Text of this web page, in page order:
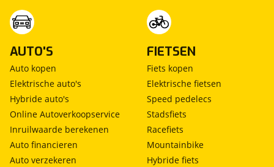
AUTO'S
Auto kopen
Elektrische auto's
Hybride auto's
Online Autoverkoopservice
Inruilwaarde berekenen
Auto financieren
Auto verzekeren
FIETSEN
Fiets kopen
Elektrische fietsen
Speed pedelecs
Stadsfiets
Racefiets
Mountainbike
Hybride fiets